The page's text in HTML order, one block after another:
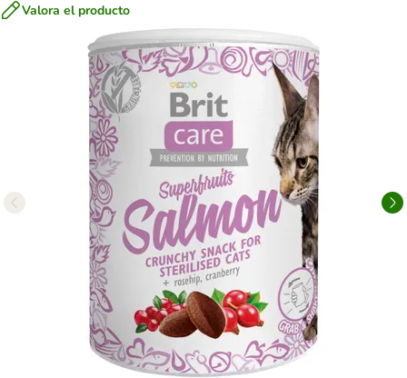
Valora el producto